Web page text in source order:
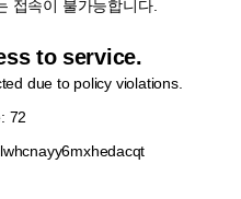
접속이 불가능합니다.
to service.
due to policy violations.
72